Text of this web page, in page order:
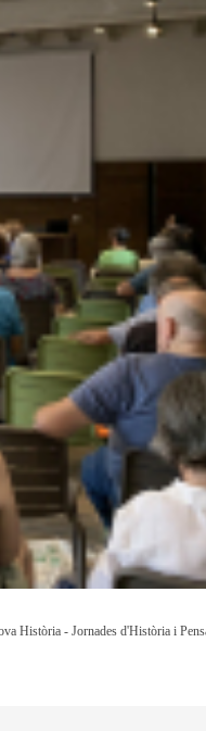
Història - Jornades d'Història i